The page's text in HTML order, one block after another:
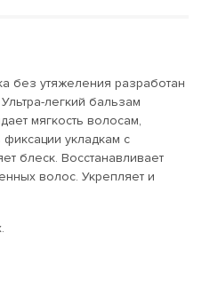
без утяжеления разработан
легкий бальзам
мягкость волосам,
укладкам с
блеск. Восстанавливает
волос. Укрепляет и